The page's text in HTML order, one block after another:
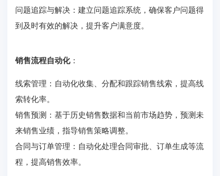
问题追踪与解决：建立问题追踪系统，确保客户问题得
到及时有效的解决，提升客户满意度。
销售流程自动化：
线索管理：自动化收集、分配和跟踪销售线索，提高线
索转化率。
销售预测：基于历史销售数据和当前市场趋势，预测未
来销售业绩，指导销售策略调整。
合同与订单管理：自动化处理合同审批、订单生成等流
程，提高销售效率。